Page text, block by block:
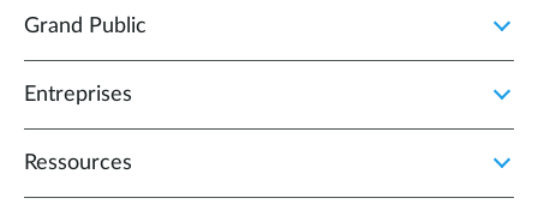
Grand Public
Entreprises
Ressources